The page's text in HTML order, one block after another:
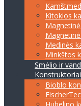
Kitokios
Medinės
Minkštos
Smėlio ir
Konstruktoriai
Bioblo
Hubelino